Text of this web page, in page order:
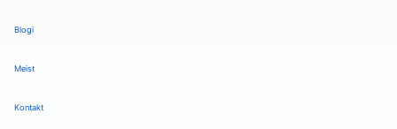
Blogi
Meist
Kontakt